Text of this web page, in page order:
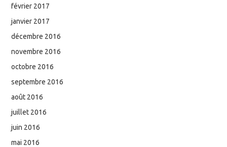
février 2017
janvier 2017
décembre 2016
novembre 2016
octobre 2016
septembre 2016
août 2016
juillet 2016
juin 2016
mai 2016